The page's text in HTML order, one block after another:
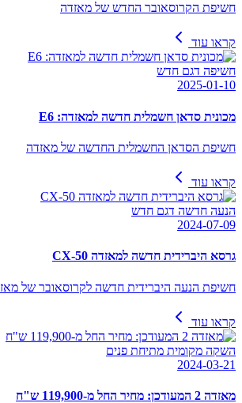
חשיפת הקרוסאובר החדש של מאזדה
קראו עוד
חשיפה דגם חדש
2025-01-10
מכונית סדאן חשמלית חדשה למאזדה: E6
חשיפת הסדאן החשמלית החדשה של מאזדה
קראו עוד
הנעה חדשה דגם חדש
2024-07-09
גרסא היברידית חדשה למאזדה CX-50
חשיפת הנעה היברידית חדשה לקרוסאובר של
קראו עוד
השקה מקומית מתיחת פנים
2024-03-21
מאזדה 2 המעודכן: מחיר החל מ-119,900 ש"ח